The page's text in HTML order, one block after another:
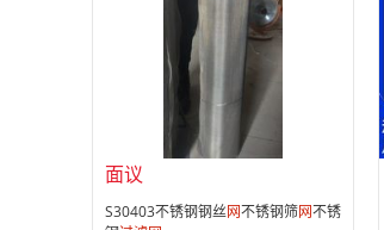
第 3 年
生产制造
成立日期：
2007-04-16
供应产品：
50 条
面议
S30403不锈钢钢丝网不锈钢筛网不锈